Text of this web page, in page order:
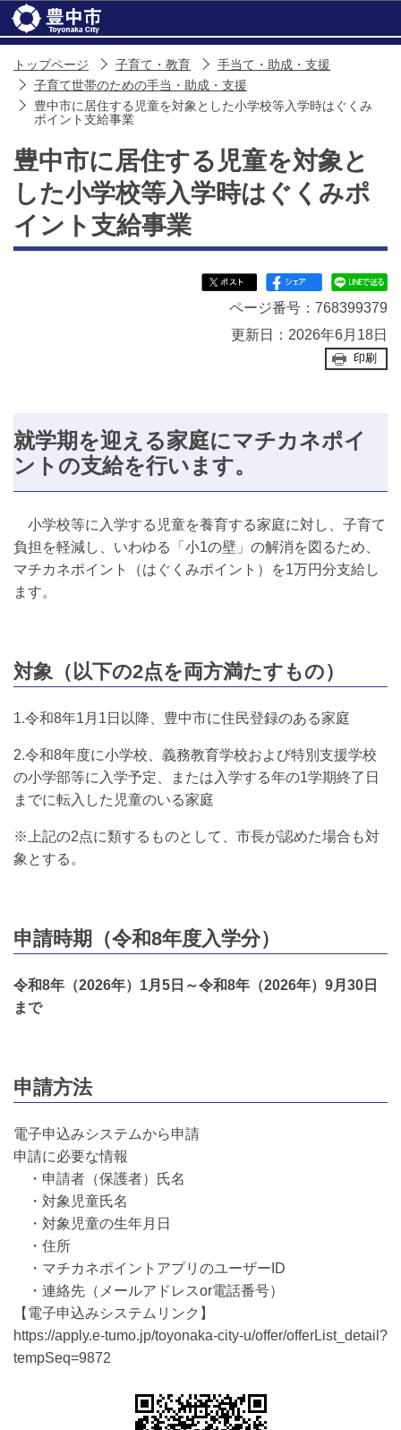
トップページ 子育て・教育
手当て・助成・支援
子育て世帯のための手当・助成・支援
豊中市に居住する児童を対象とした小学校等入学時はぐくみ
ポイント支給事業
豊中市に居住する児童を対象と
した小学校等入学時はぐくみポ
イント支給事業
ページ番号：768399379
更新日：2026年6月18日
印刷
就学期を迎える家庭にマチカネポイ
ントの支給を行います。
小学校等に入学する児童を養育する家庭に対し、子育て
負担を軽減し、いわゆる「小1の壁」の解消を図るため、
マチカネポイント（はぐくみポイント）を1万円分支給し
ます。
対象（以下の2点を両方満たすもの）
1.令和8年1月1日以降、豊中市に住民登録のある家庭
2.令和8年度に小学校、義務教育学校および特別支援学校
の小学部等に入学予定、または入学する年の1学期終了日
までに転入した児童のいる家庭
※上記の2点に類するものとして、市長が認めた場合も対
象とする。
申請時期（令和8年度入学分）
令和8年（2026年）1月5日～令和8年（2026年）9月30日
まで
申請方法
電子申込みシステムから申請
申請に必要な情報
・申請者（保護者）氏名
・対象児童氏名
・対象児童の生年月日
・住所
・マチカネポイントアプリのユーザーID
・連絡先（メールアドレスor電話番号）
【電子申込みシステムリンク】
https://apply.e-tumo.jp/toyonaka-city-u/offer/offerList_detail?
tempSeq=9872